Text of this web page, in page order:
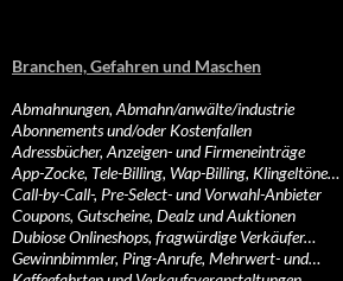
Branchen, Gefahren und Maschen
Abmahnungen, Abmahn/anwälte/industrie
Abonnements und/oder Kostenfallen
Adressbücher, Anzeigen- und Firmeneinträge
App-Zocke, Tele-Billing, Wap-Billing, Klingeltöne…
Call-by-Call-, Pre-Select- und Vorwahl-Anbieter
Coupons, Gutscheine, Dealz und Auktionen
Dubiose Onlineshops, fragwürdige Verkäufer…
Gewinnbimmler, Ping-Anrufe, Mehrwert- und…